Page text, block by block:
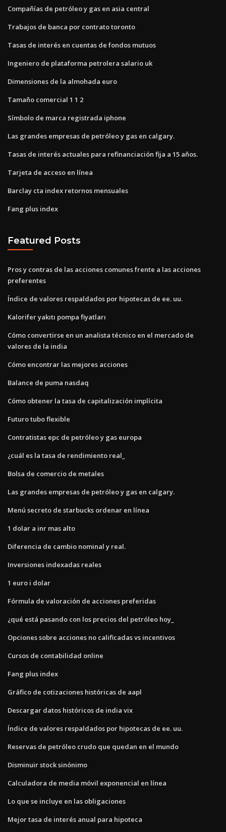
Compañías de petróleo y gas en asia central
Trabajos de banca por contrato toronto
Tasas de interés en cuentas de fondos mutuos
Ingeniero de plataforma petrolera salario uk
Dimensiones de la almohada euro
Tamaño comercial 1 1 2
Símbolo de marca registrada iphone
Las grandes empresas de petróleo y gas en calgary.
Tasas de interés actuales para refinanciación fija a 15 años.
Tarjeta de acceso en línea
Barclay cta index retornos mensuales
Fang plus index
Featured Posts
Pros y contras de las acciones comunes frente a las acciones
preferentes
Índice de valores respaldados por hipotecas de ee. uu.
Kalorifer yakıtı pompa fiyatları
Cómo convertirse en un analista técnico en el mercado de
valores de la india
Cómo encontrar las mejores acciones
Balance de puma nasdaq
Cómo obtener la tasa de capitalización implícita
Futuro tubo flexible
Contratistas epc de petróleo y gas europa
¿cuál es la tasa de rendimiento real_
Bolsa de comercio de metales
Las grandes empresas de petróleo y gas en calgary.
Menú secreto de starbucks ordenar en línea
1 dolar a inr mas alto
Diferencia de cambio nominal y real.
Inversiones indexadas reales
1 euro i dolar
Fórmula de valoración de acciones preferidas
¿qué está pasando con los precios del petróleo hoy_
Opciones sobre acciones no calificadas vs incentivos
Cursos de contabilidad online
Fang plus index
Gráfico de cotizaciones históricas de aapl
Descargar datos históricos de india vix
Índice de valores respaldados por hipotecas de ee. uu.
Reservas de petróleo crudo que quedan en el mundo
Disminuir stock sinónimo
Calculadora de media móvil exponencial en línea
Lo que se incluye en las obligaciones
Mejor tasa de interés anual para hipoteca